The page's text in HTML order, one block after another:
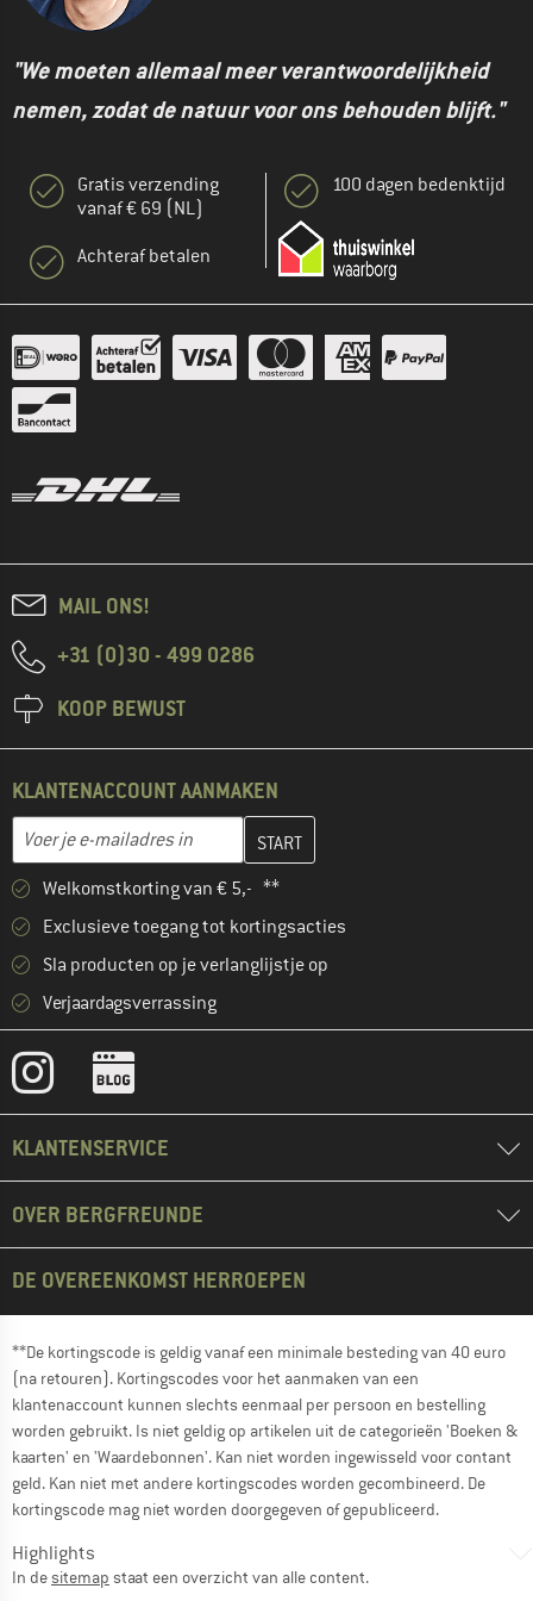
"We moeten allemaal meer verantwoordelijkheid
nemen, zodat de natuur voor ons behouden blijft."
Gratis verzending
vanaf € 69 (NL)
Achteraf betalen
100 dagen bedenktijd
MAIL ONS!
+31 (0)30 - 499 0286
KOOP BEWUST
KLANTENACCOUNT AANMAKEN
E-mailadres
Vul je e-mailadres hier in en maak in de volgende stap je
Welkomstkorting van € 5,- **
Exclusieve toegang tot kortingsacties
Sla producten op je verlanglijstje op
Verjaardagsverrassing
KLANTENSERVICE
OVER BERGFREUNDE
DE OVEREENKOMST HERROEPEN
**De kortingscode is geldig vanaf een minimale besteding van 40 euro
(na retouren). Kortingscodes voor het aanmaken van een
klantenaccount kunnen slechts eenmaal per persoon en bestelling
worden gebruikt. Is niet geldig op artikelen uit de categorieën 'Boeken &
kaarten' en 'Waardebonnen'. Kan niet worden ingewisseld voor contant
geld. Kan niet met andere kortingscodes worden gecombineerd. De
kortingscode mag niet worden doorgegeven of gepubliceerd.
Highlights
In desitemap staat een overzicht van alle content.